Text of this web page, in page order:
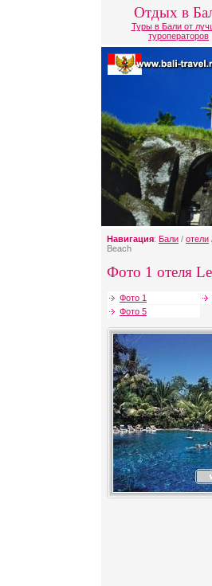
Отдых в
Туры в Бали от
туроператоров
Навигация: Бали / отели
Beach
Фото 1 отеля
Фото 1
Фото 5